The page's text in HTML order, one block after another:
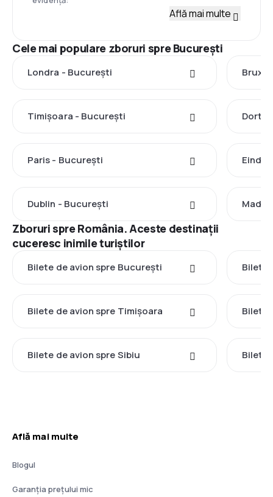
Află mai multe
Cele mai populare zboruri spre București
Londra - București
Timișoara - București
Paris - București
Dublin - București
Zboruri spre România. Aceste destinații
cuceresc inimile turiștilor
Bilete de avion spre București Bilete
Bilete de avion spre Timișoara Bilete
Bilete de avion spre Sibiu Bilete
Află mai multe
Blogul
Garanția prețului mic